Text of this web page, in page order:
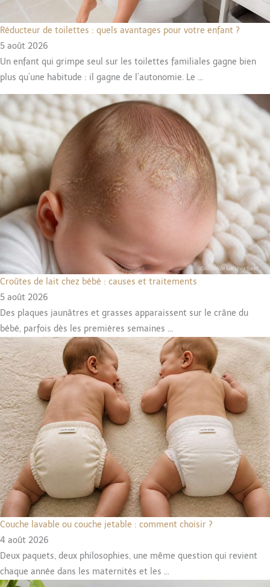
Réducteur de toilettes : quels avantages pour votre enfant ?
5 août 2026
Un enfant qui grimpe seul sur les toilettes familiales gagne bien
plus qu’une habitude : il gagne de l’autonomie. Le …
Croûtes de lait chez bébé : causes et traitements
5 août 2026
Des plaques jaunâtres et grasses apparaissent sur le crâne du
bébé, parfois dès les premières semaines ...
Couche lavable ou couche jetable : comment choisir ?
4 août 2026
Deux paquets, deux philosophies, une même question qui revient
chaque année dans les maternités et les ...